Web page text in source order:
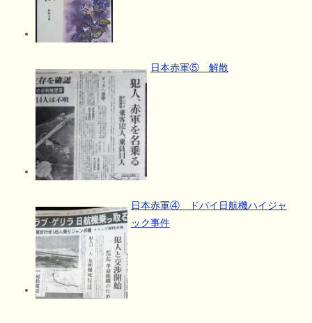
日本赤軍⑤ 解散
日本赤軍④ ドバイ日航機ハイジャ
ック事件